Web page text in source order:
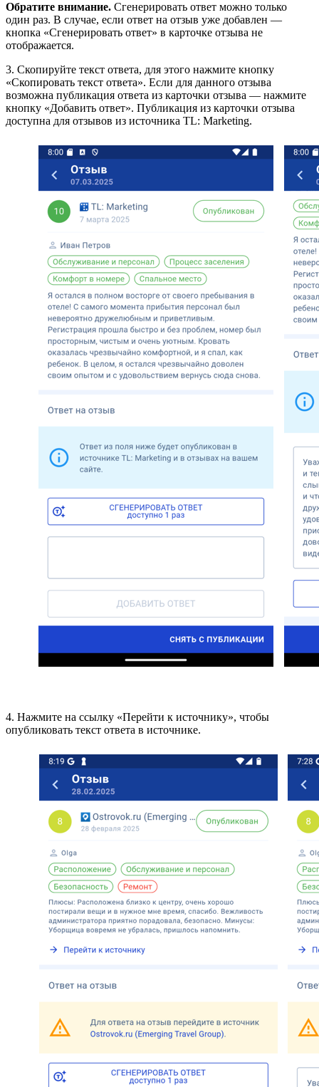
Обратите внимание. Сгенерировать ответ можно только
один раз. В случае, если ответ на отзыв уже добавлен —
кнопка «Сгенерировать ответ» в карточке отзыва не
отображается.
3. Скопируйте текст ответа, для этого нажмите кнопку
«Скопировать текст ответа». Если для данного отзыва
возможна публикация ответа из карточки отзыва — нажмите
кнопку «Добавить ответ». Публикация из карточки отзыва
доступна для отзывов из источника TL: Marketing.
4. Нажмите на ссылку «Перейти к источнику», чтобы
опубликовать текст ответа в источнике.